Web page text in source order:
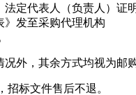
法定代表人（负责人）证
》发至采购代理机构
外，其余方式均视为邮购
招标文件售后不退。